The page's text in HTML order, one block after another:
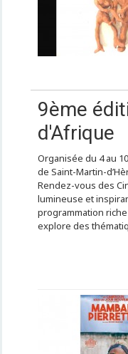
9ème
d'Afrique
Organisée du 4 au
de Saint-Martin-
Rendez-vous des
lumineuse et
programmation
explore des